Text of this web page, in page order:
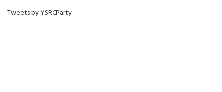
Tweets by YSRCParty